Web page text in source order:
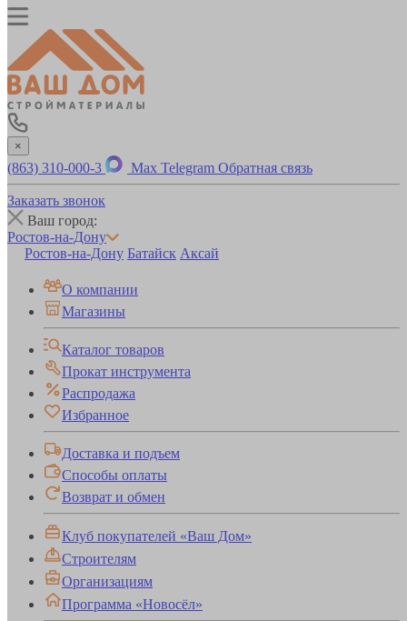
×
(863) 310-000-3 Max Telegram Обратная связь
Заказать звонок
Ваш город:
Ростов-на-Дону
Ростов-на-Дону Батайск Аксай
О компании
Магазины
Каталог товаров
Прокат инструмента
Распродажа
Избранное
Доставка и подъем
Способы оплаты
Возврат и обмен
Клуб покупателей «Ваш Дом»
Строителям
Организациям
Программа «Новосёл»